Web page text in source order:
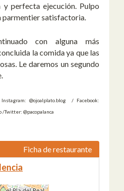
y perfecta ejecución. Pulpo
parmentier satisfactoria.
con alguna más
la comida ya que las
Le daremos un segundo
@ojoalplato.blog / Facebook:
Twitter: @pacopalanca
Ficha de restaurante